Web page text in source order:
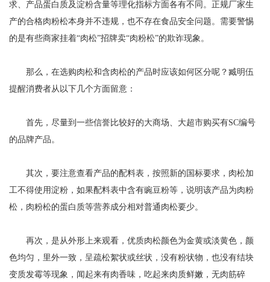
求、产品蛋白质及淀粉含量等理化指标方面各有不同。正规厂家生
产的合格肉粉松本身并不违规，也不存在食品安全问题。需要警惕
的是有些商家挂着“肉松”招牌卖“肉粉松”的欺诈现象。
那么，在选购肉松和含肉松的产品时应该如何区分呢？臧明伍
提醒消费者从以下几个方面留意：
首先，尽量到一些信誉比较好的大商场、大超市购买有SC编号
的品牌产品。
其次，要注意查看产品的配料表，按照新的国标要求，肉松加
工不得使用淀粉，如果配料表中含有豌豆粉等，说明该产品为肉粉
松，肉粉松的蛋白质等营养成分相对普通肉松要少。
再次，是从外形上来观看，优质肉松颜色为金黄或淡黄色，颜
色均匀，里外一致，呈疏松絮状或丝状，没有粉状物，也没有结块
变质发霉等现象，闻起来有肉香味，吃起来肉质鲜嫩，无肉筋碎